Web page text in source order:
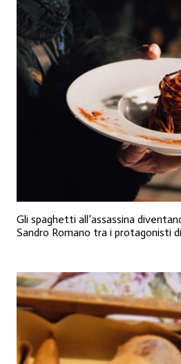
Gli spaghetti all’assassina
Sandro Romano tra i protagonisti